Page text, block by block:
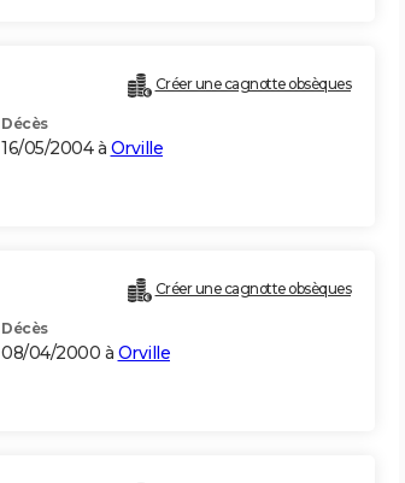
Créer une cagnotte obsèques
Décès
16/05/2004 à Orville
Créer une cagnotte obsèques
Décès
08/04/2000 à Orville